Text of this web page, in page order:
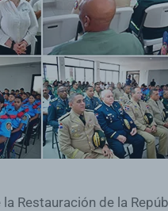
Restauración de la